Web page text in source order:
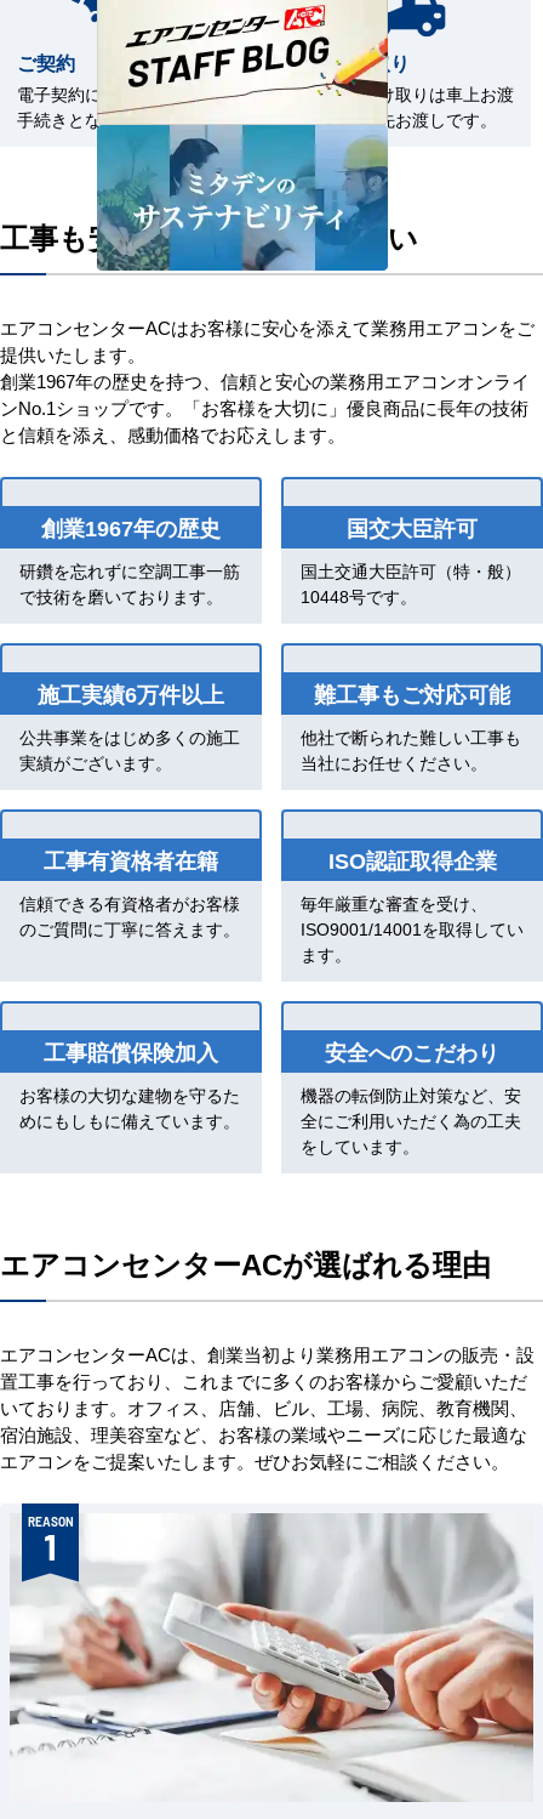
ご契約
電子契約による契約締結のお
手続きとなります。
商品の受取り
商品のお受け取りは車上お渡
しまたは軒先お渡しです。
工事も安心してお任せください
エアコンセンターACはお客様に安心を添えて業務用エアコンをご
提供いたします。
創業1967年の歴史を持つ、信頼と安心の業務用エアコンオンライ
ンNo.1ショップです。「お客様を大切に」優良商品に長年の技術
と信頼を添え、感動価格でお応えします。
創業1967年の歴史
研鑽を忘れずに空調工事一筋
で技術を磨いております。
国交大臣許可
国土交通大臣許可（特・般）
10448号です。
施工実績6万件以上
公共事業をはじめ多くの施工
実績がございます。
難工事もご対応可能
他社で断られた難しい工事も
当社にお任せください。
工事有資格者在籍
信頼できる有資格者がお客様
のご質問に丁寧に答えます。
ISO認証取得企業
毎年厳重な審査を受け、
ISO9001/14001を取得してい
ます。
工事賠償保険加入
お客様の大切な建物を守るた
めにもしもに備えています。
安全へのこだわり
機器の転倒防止対策など、安
全にご利用いただく為の工夫
をしています。
エアコンセンターACが選ばれる理由
エアコンセンターACは、創業当初より業務用エアコンの販売・設
置工事を行っており、これまでに多くのお客様からご愛顧いただ
いております。オフィス、店舗、ビル、工場、病院、教育機関、
宿泊施設、理美容室など、お客様の業域やニーズに応じた最適な
エアコンをご提案いたします。ぜひお気軽にご相談ください。
REASON
1